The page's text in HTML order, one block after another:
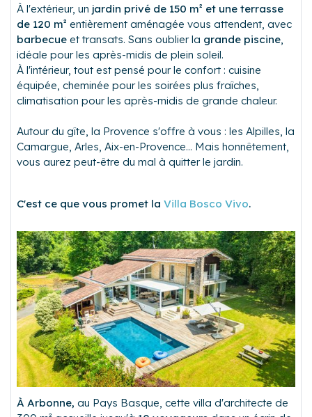
À l'extérieur, un jardin privé de 150 m² et une terrasse
de 120 m² entièrement aménagée vous attendent, avec
barbecue et transats. Sans oublier la grande piscine,
idéale pour les après-midis de plein soleil.
À l'intérieur, tout est pensé pour le confort : cuisine
équipée, cheminée pour les soirées plus fraîches,
climatisation pour les après-midis de grande chaleur.
Autour du gîte, la Provence s'offre à vous : les Alpilles, la
Camargue, Arles, Aix-en-Provence... Mais honnêtement,
vous aurez peut-être du mal à quitter le jardin.
C'est ce que vous promet la Villa Bosco Vivo.
À Arbonne, au Pays Basque, cette villa d'architecte de